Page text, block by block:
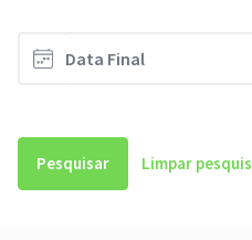
Pesquisar Limpar